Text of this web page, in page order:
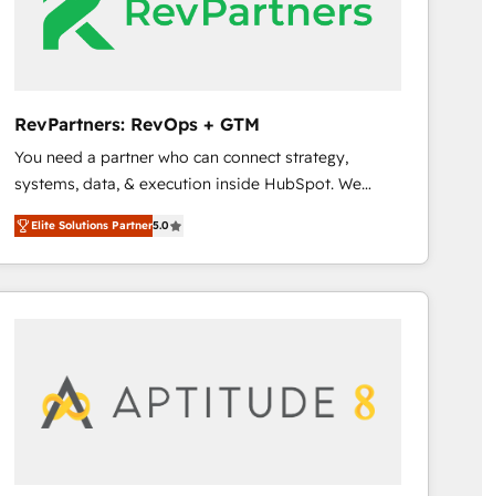
RevPartners: RevOps + GTM
You need a partner who can connect strategy,
systems, data, & execution inside HubSpot. We
bridge the gap where most agencies fall short by
combining GTM strategy with technical execution to
solve the right problem with the right solution. As the
only firm in the world to hold Elite Partner
market execution. Why B2B Businesses Choose RP: -
Secure: Soc2 compliant 🛡️ - Pricing: Implementations
Elite Solutions Partner5.0